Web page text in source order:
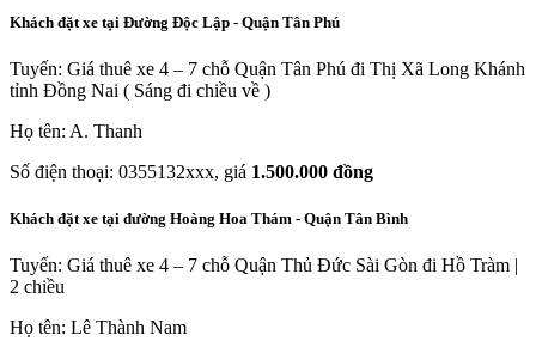
Khách đặt xe tại Đường Độc Lập - Quận Tân Phú
Tuyến: Giá thuê xe 4 – 7 chỗ Quận Tân Phú đi Thị Xã Long Khánh
tỉnh Đồng Nai ( Sáng đi chiều về )
Họ tên: A. Thanh
Số điện thoại: 0355132xxx, giá 1.500.000 đồng
Khách đặt xe tại đường Hoàng Hoa Thám - Quận Tân Bình
Tuyến: Giá thuê xe 4 – 7 chỗ Quận Thủ Đức Sài Gòn đi Hồ Tràm |
2 chiều
Họ tên: Lê Thành Nam